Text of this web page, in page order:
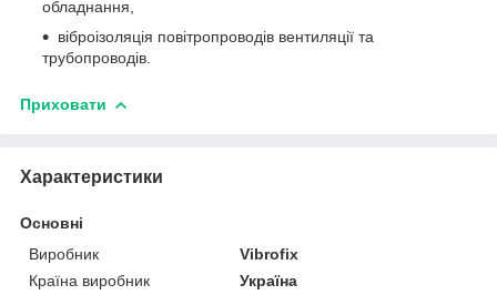
обладнання,
віброізоляція повітропроводів вентиляції та
трубопроводів.
Приховати
Характеристики
Основні
Виробник
Vibrofix
Країна виробник
Україна